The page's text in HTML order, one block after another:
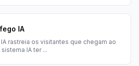
IA
rastreia os visitantes que chegam ao
IA ter ...